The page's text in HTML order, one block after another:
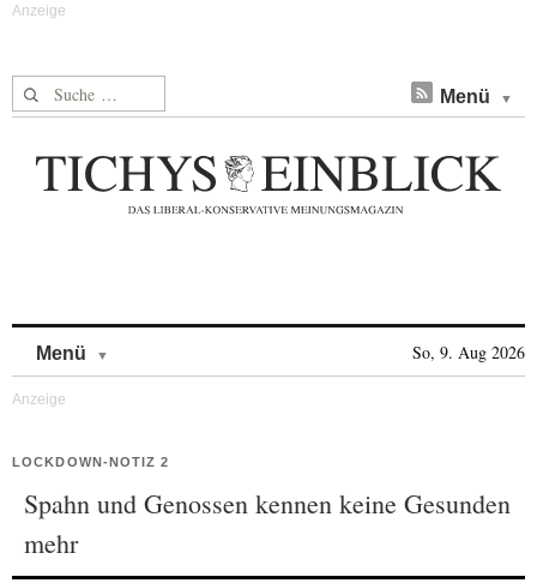
Suche nach: Menü
Menü So, 9. Aug 2026
LOCKDOWN-NOTIZ 2
Spahn und Genossen kennen keine Gesunden
mehr